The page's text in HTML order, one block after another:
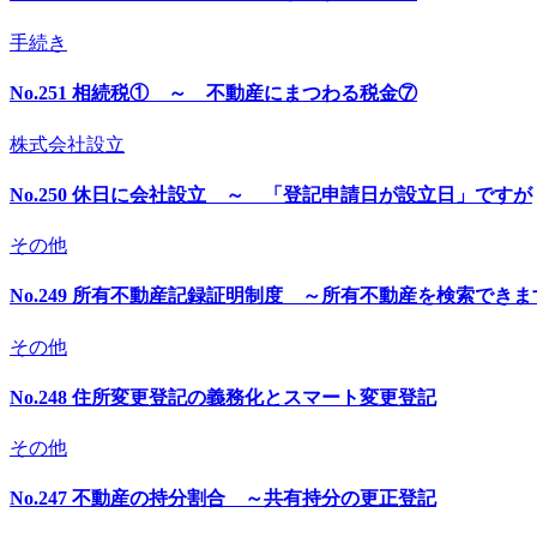
手続き
No.251 相続税① ～ 不動産にまつわる税金⑦
株式会社設立
No.250 休日に会社設立 ～ 「登記申請日が設立日」ですが
その他
No.249 所有不動産記録証明制度 ～所有不動産を検索できま
その他
No.248 住所変更登記の義務化とスマート変更登記
その他
No.247 不動産の持分割合 ～共有持分の更正登記